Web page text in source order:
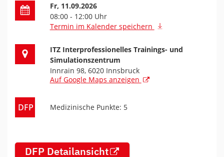
Datum der Fortbildung
Fr, 11.09.2026
08:00 - 12:00 Uhr
Termin im Kalender speichern
Ort der Fortbildung
ITZ Interprofessionelles Trainings- und
Simulationszentrum
Innrain 98, 6020 Innsbruck
Auf Google Maps anzeigen
DFP Medizinische Punkte: 5
DFP Detailansicht